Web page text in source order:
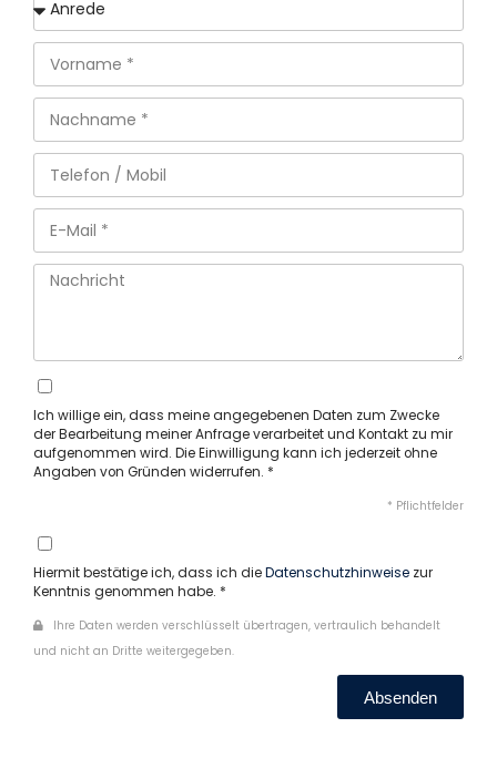
Ich willige ein, dass meine angegebenen Daten zum Zwecke
der Bearbeitung meiner Anfrage verarbeitet und Kontakt zu mir
aufgenommen wird. Die Einwilligung kann ich jederzeit ohne
Angaben von Gründen widerrufen. *
* Pflichtfelder
Hiermit bestätige ich, dass ich dieDatenschutzhinweise zur
Kenntnis genommen habe. *
Ihre Daten werden verschlüsselt übertragen, vertraulich behandelt
und nicht an Dritte weitergegeben.
Absenden